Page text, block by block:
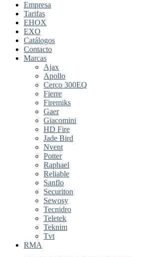
Empresa
Tarifas
EHOX
EXO
Catálogos
Contacto
Marcas
Ajax
Apollo
Cerco 300EQ
Fierre
Firemiks
Gaer
Giacomini
HD Fire
Jade Bird
Nvent
Potter
Raphael
Reliable
Sanflo
Securiton
Sewosy
Tecnidro
Teletek
Teknim
Tvt
RMA